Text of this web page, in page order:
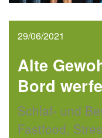
29/06/2021
Alte
Bord
Schlaf- und
Fastfood,